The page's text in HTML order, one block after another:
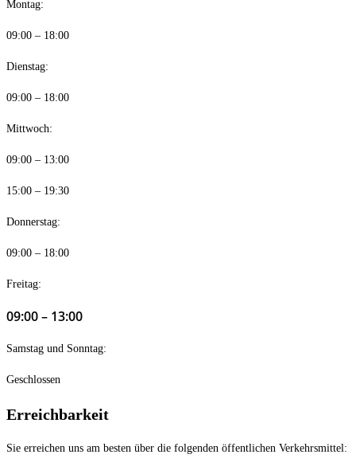
Montag:
09:00 – 18:00
Dienstag:
09:00 – 18:00
Mittwoch:
09:00 – 13:00
15:00 – 19:30
Donnerstag:
09:00 – 18:00
Freitag:
09:00 – 13:00
Samstag und Sonntag:
Geschlossen
Erreichbarkeit
Sie erreichen uns am besten über die folgenden öffentlichen Verkehrsmittel: